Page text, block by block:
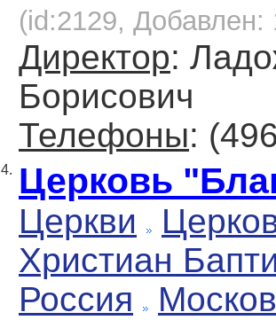
(id:2129, Добавлен:
Директор:
Борисович
Телефоны:
4. Церковь
Церкви
Христиан
Россия